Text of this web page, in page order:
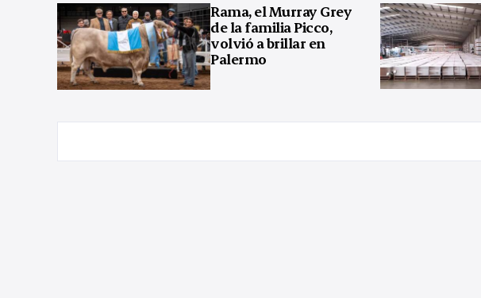
Rama, el Murray Grey
de la familia Picco,
volvió a brillar en
Palermo